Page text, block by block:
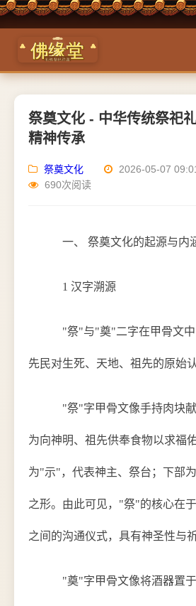
祭奠文化 - 中华传统祭祀
精神传承
祭奠文化
2026-05-07
690次阅读
一、 祭奠文化的起源与内
1 汉字溯源
"祭"与"奠"二字在甲骨文
先民对生死、天地、祖先的原始认
"祭"字甲骨文像手持肉块
为向神明、祖先供奉食物以求福
为"示"，代表神主、祭台；下部
之形。由此可见，"祭"的核心在
之间的沟通仪式，具有神圣性与祈
"奠"字甲骨文像将酒器置